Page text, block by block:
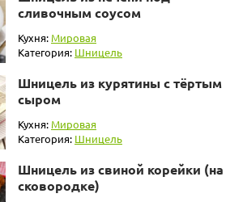
сливочным соусом
Кухня: Мировая
Категория: Шницель
Шницель из курятины с тёртым
сыром
Кухня: Мировая
Категория: Шницель
Шницель из свиной корейки (на
сковородке)